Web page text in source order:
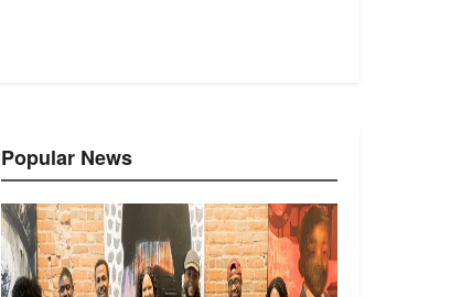
Popular News